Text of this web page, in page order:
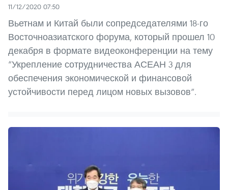
11/12/2020 07:50
Вьетнам и Китай были сопредседателями 18-го
Восточноазиатского форума, который прошел 10
декабря в формате видеоконференции на тему
“Укрепление сотрудничества АСЕАН 3 для
обеспечения экономической и финансовой
устойчивости перед лицом новых вызовов”.